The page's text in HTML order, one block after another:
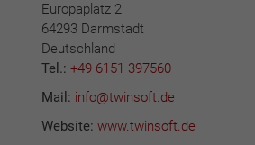
Europaplatz 2
64293 Darmstadt
Deutschland
Tel.: +49 6151 397560
Mail: info@twinsoft.de
Website: www.twinsoft.de